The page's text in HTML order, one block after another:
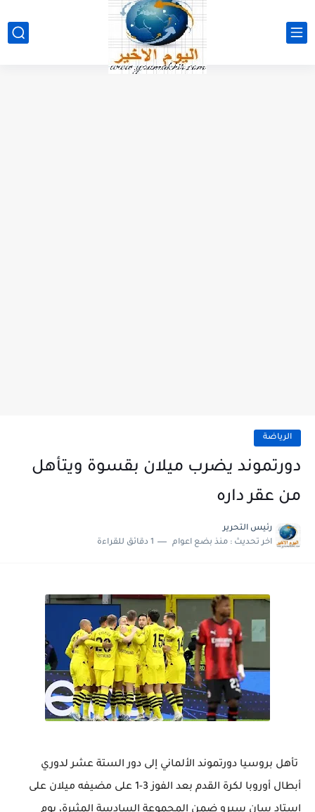
الرياضة
دورتموند يضرب ميلان بقسوة ويتأهل
من عقر داره
رئيس التحرير
اخر تحديث : منذ بضع اعوام 1 دقائق للقراءة
تأهل بروسيا دورتموند الألماني إلى دور الستة عشر لدوري
أبطال أوروبا لكرة القدم بعد الفوز 3-1 على مضيفه ميلان على